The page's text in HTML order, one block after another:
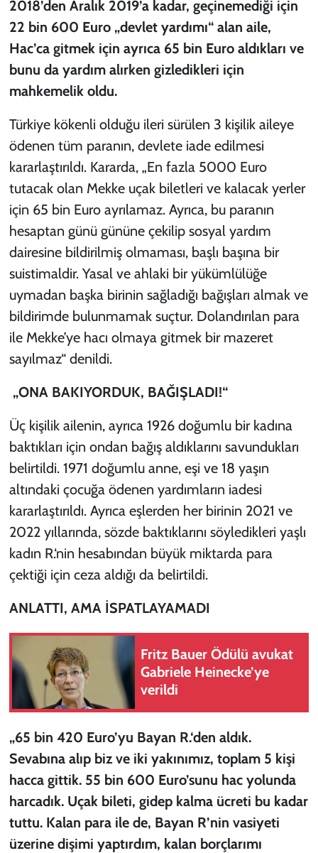
2018’den Aralık 2019’a kadar, geçinemediği için
22 bin 600 Euro „devlet yardımı“ alan aile,
Hac’ca gitmek için ayrıca 65 bin Euro aldıkları ve
bunu da yardım alırken gizledikleri için
mahkemelik oldu.
Türkiye kökenli olduğu ileri sürülen 3 kişilik aileye
ödenen tüm paranın, devlete iade edilmesi
kararlaştırıldı. Kararda, „En fazla 5000 Euro
tutacak olan Mekke uçak biletleri ve kalacak yerler
için 65 bin Euro ayrılamaz. Ayrıca, bu paranın
hesaptan günü gününe çekilip sosyal yardım
dairesine bildirilmiş olmaması, başlı başına bir
suistimaldir. Yasal ve ahlaki bir yükümlülüğe
uymadan başka birinin sağladığı bağışları almak ve
bildirimde bulunmamak suçtur. Dolandırılan para
ile Mekke’ye hacı olmaya gitmek bir mazeret
sayılmaz“ denildi.
„ONA BAKIYORDUK, BAĞIŞLADI!“
Üç kişilik ailenin, ayrıca 1926 doğumlu bir kadına
baktıkları için ondan bağış aldıklarını savundukları
belirtildi. 1971 doğumlu anne, eşi ve 18 yaşın
altındaki çocuğa ödenen yardımların iadesi
kararlaştırıldı. Ayrıca eşlerden her birinin 2021 ve
2022 yıllarında, sözde baktıklarını söyledikleri yaşlı
kadın R.‘nin hesabından büyük miktarda para
çektiği için ceza aldığı da belirtildi.
ANLATTI, AMA İSPATLAYAMADI
Fritz Bauer Ödülü avukat
Gabriele Heinecke’ye
verildi
„65 bin 420 Euro’yu Bayan R.‘den aldık.
Sevabına alıp biz ve iki yakınımız, toplam 5 kişi
hacca gittik. 55 bin 600 Euro’sunu hac yolunda
harcadık. Uçak bileti, gidep kalma ücreti bu kadar
tuttu. Kalan para ile de, Bayan R’nin vasiyeti
üzerine dişimi yaptırdım, kalan borçlarımı